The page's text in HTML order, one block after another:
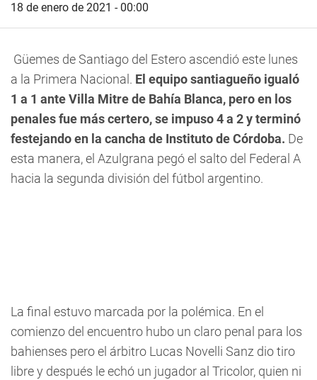
18 de enero de 2021 - 00:00
Güemes de Santiago del Estero ascendió este lunes
a la Primera Nacional. El equipo santiagueño igualó
1 a 1 ante Villa Mitre de Bahía Blanca, pero en los
penales fue más certero, se impuso 4 a 2 y terminó
festejando en la cancha de Instituto de Córdoba. De
esta manera, el Azulgrana pegó el salto del Federal A
hacia la segunda división del fútbol argentino.
La final estuvo marcada por la polémica. En el
comienzo del encuentro hubo un claro penal para los
bahienses pero el árbitro Lucas Novelli Sanz dio tiro
libre y después le echó un jugador al Tricolor, quien ni